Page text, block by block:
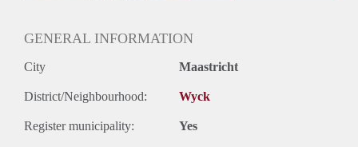
GENERAL INFORMATION
City Maastricht
District/Neighbourhood: Wyck
Register municipality: Yes